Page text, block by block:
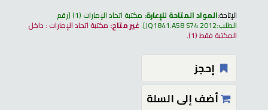
الإتاحة:المواد المتاحة للإعارة: مكتبة اتحاد الإمارات (1) رقم
الطلب:JQ1841.A58 S74 2012
.غير متاح: مكتبة اتحاد الإمارات : داخل
المكتبة فقط(1).
إحجز
أضف إلى السلة